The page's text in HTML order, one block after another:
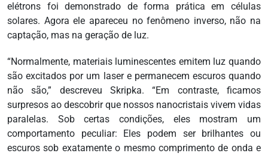
elétrons foi demonstrado de forma prática em células
solares. Agora ele apareceu no fenômeno inverso, não na
captação, mas na geração de luz.
“Normalmente, materiais luminescentes emitem luz quando
são excitados por um laser e permanecem escuros quando
não são,” descreveu Skripka. “Em contraste, ficamos
surpresos ao descobrir que nossos nanocristais vivem vidas
paralelas. Sob certas condições, eles mostram um
comportamento peculiar: Eles podem ser brilhantes ou
escuros sob exatamente o mesmo comprimento de onda e